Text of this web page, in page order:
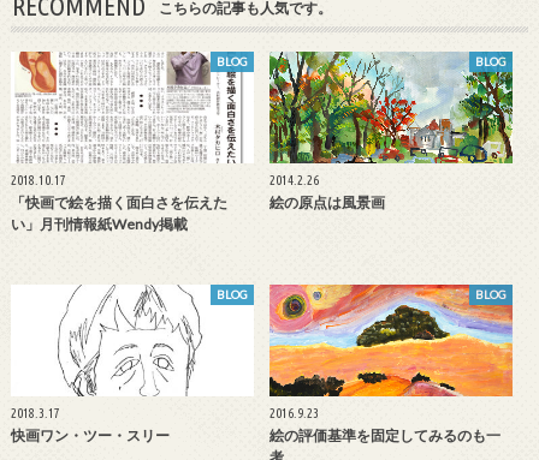
RECOMMEND こちらの記事も人気です。
BLOG
2018.10.17
「快画で絵を描く面白さを伝えた
い」月刊情報紙Wendy掲載
BLOG
2014.2.26
絵の原点は風景画
BLOG
2018.3.17
快画ワン・ツー・スリー
BLOG
2016.9.23
絵の評価基準を固定してみるのも一